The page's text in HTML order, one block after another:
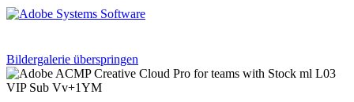
Bildergalerie überspringen